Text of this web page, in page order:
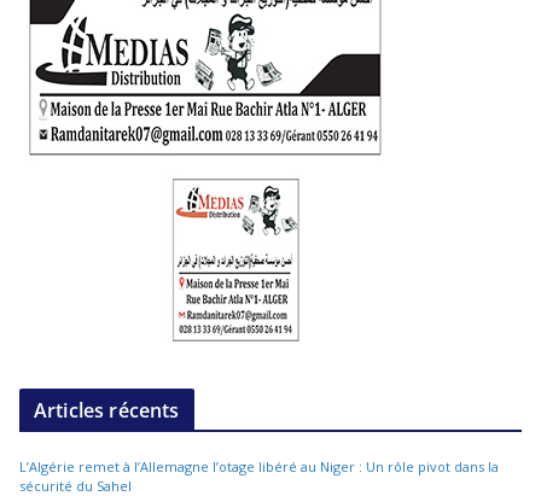
Articles récents
L’Algérie remet à l’Allemagne l’otage libéré au Niger : Un rôle pivot dans la
sécurité du Sahel